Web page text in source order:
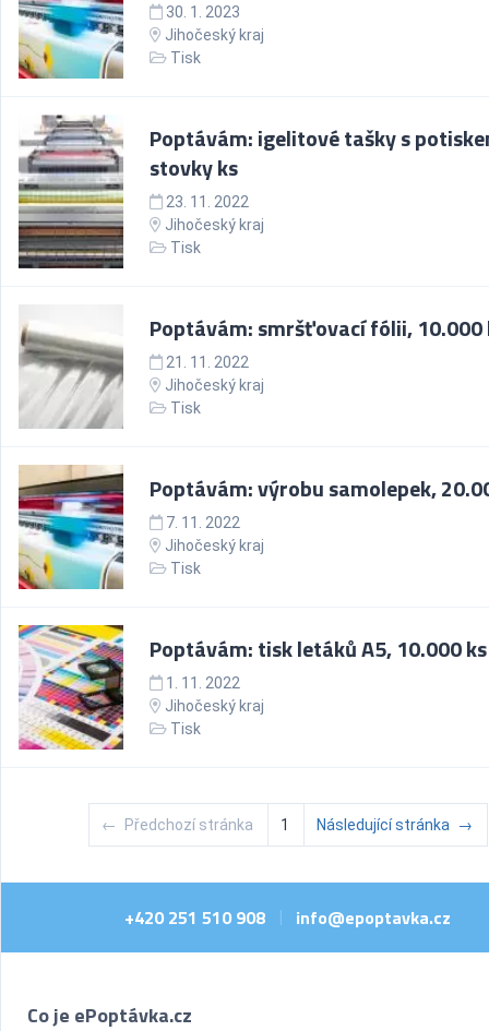
30. 1. 2023
Jihočeský kraj
Tisk
Poptávám: igelitové tašky s
stovky ks
23. 11. 2022
Jihočeský kraj
Tisk
Poptávám: smršťovací fólii, 10.000
21. 11. 2022
Jihočeský kraj
Tisk
Poptávám: výrobu samolepek,
7. 11. 2022
Jihočeský kraj
Tisk
Poptávám: tisk letáků A5, 10.000 ks
1. 11. 2022
Jihočeský kraj
Tisk
← Předchozí stránka 1 Následující stránka →
+420 251 510 908 | info@epoptavka.cz
Co je ePoptávka.cz